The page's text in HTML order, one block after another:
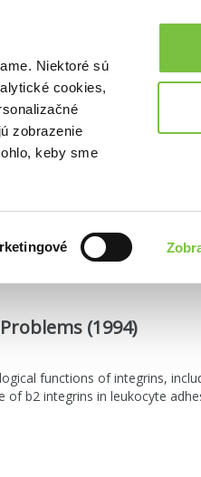
Niektoré sú
cookies,
zobrazenie
keby sme
Zoradiť podľa:
(1994)
functions of integrins,
b2 integrins in leukocyte